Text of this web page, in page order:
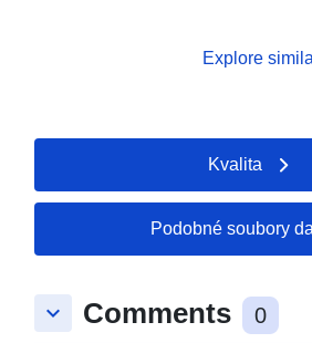
Explore
Kvalita
Podobné soubory
keyboard_arrow_down Comments 0